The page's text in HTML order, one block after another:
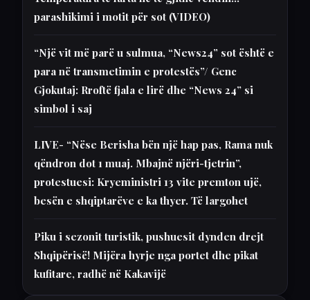
parashikimi i motit për sot (VIDEO)
“Një vit më parë u sulmua, “News24” sot është e
para në transmetimin e protestës”/ Genc
Gjokutaj: Rroftë fjala e lirë dhe “News 24” si
simbol i saj
LIVE- “Nëse Berisha bën një hap pas, Rama nuk
qëndron dot 1 muaj. Mbajnë njëri-tjetrin”,
protestuesi: Kryeministri 13 vite premton ujë,
besën e shqiptarëve e ka thyer. Të largohet
Piku i sezonit turistik, pushuesit dynden drejt
Shqipërisë! Mijëra hyrje nga portet dhe pikat
kufitare, radhë në Kakavijë